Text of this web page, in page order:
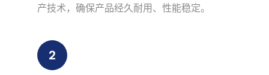
产技术，确保产品经久耐用、性能稳定。
2